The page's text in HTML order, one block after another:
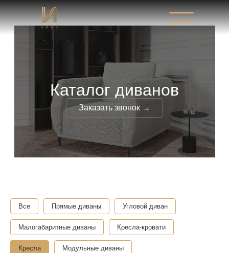
Каталог диванов
Заказать звонок →
Все Прямые диваны Угловой диван
Малогабаритные диваны Кресла-кровати
Кресла Модульные диваны